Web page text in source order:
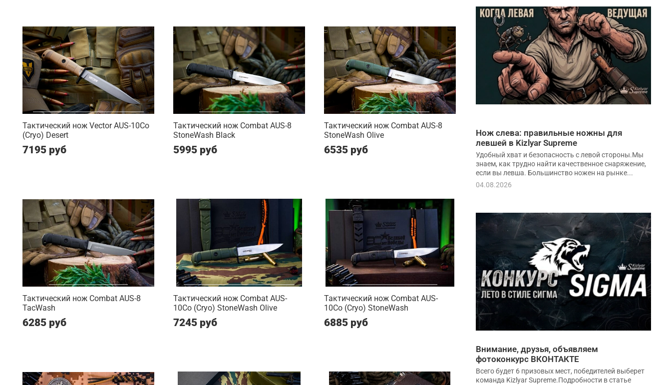
Тактический нож Vector AUS-10Co
(Cryo) Desert
7195 руб
Тактический нож Combat AUS-8
StoneWash Black
5995 руб
Тактический нож Combat AUS-8
StoneWash Olive
6535 руб
Тактический нож Combat AUS-8
TacWash
6285 руб
Тактический нож Combat AUS-
10Co (Cryo) StoneWash Olive
7245 руб
Тактический нож Combat AUS-
10Co (Cryo) StoneWash
6885 руб
Нож слева: правильные ножны для
левшей в Kizlyar Supreme
Удобный хват и безопасность с левой стороны.Мы
знаем, как трудно найти качественное снаряжение,
если вы левша. Большинство ножен на рынке...
04.08.2026
Внимание, друзья, объявляем
фотоконкурс ВКОНТАКТЕ
Всего будет 6 призовых мест, победителей выберет
команда Kizlyar Supreme.Подробности в статье